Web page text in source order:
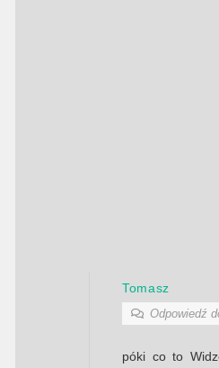
Tomasz
Odpowiedź
póki co to